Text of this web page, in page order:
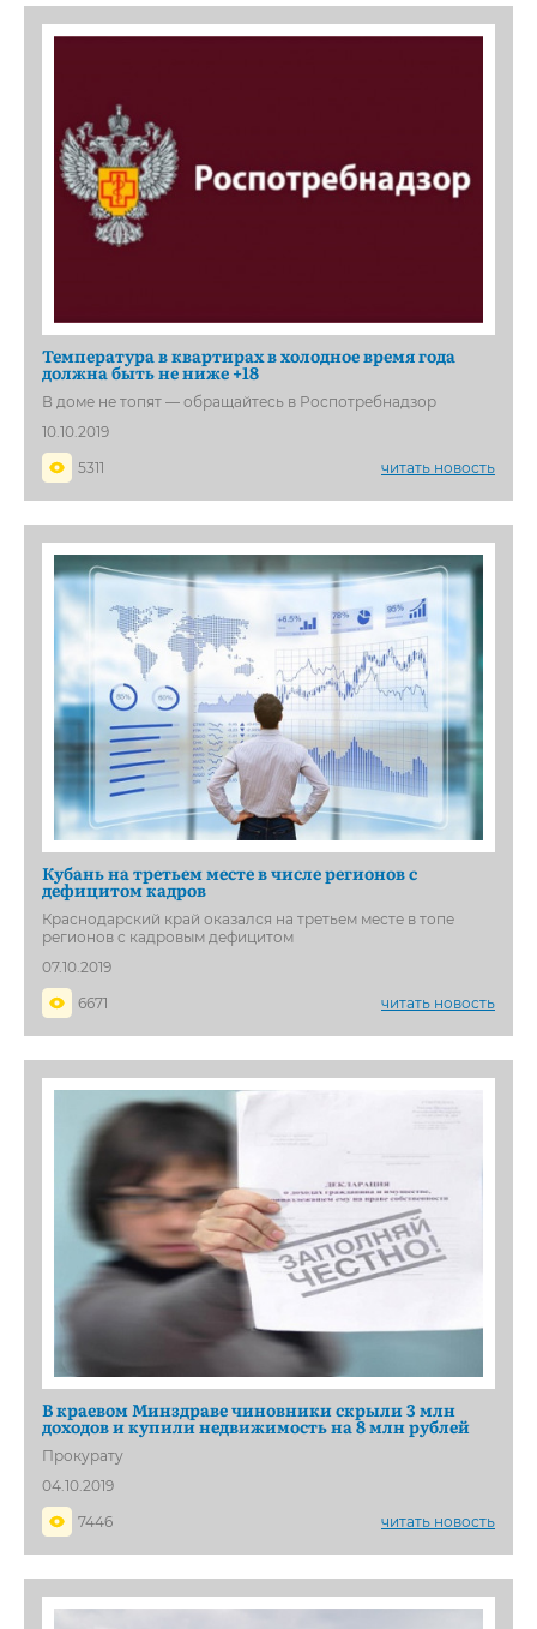
Температура в квартирах в холодное время года
должна быть не ниже +18
В доме не топят — обращайтесь в Роспотребнадзор
10.10.2019
5311
читать новость
Кубань на третьем месте в числе регионов с
дефицитом кадров
Краснодарский край оказался на третьем месте в топе
регионов с кадровым дефицитом
07.10.2019
6671
читать новость
В краевом Минздраве чиновники скрыли 3 млн
доходов и купили недвижимость на 8 млн рублей
Прокурату
04.10.2019
7446
читать новость